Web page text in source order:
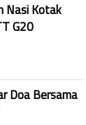
Nasi Kotak
G20
Doa Bersama